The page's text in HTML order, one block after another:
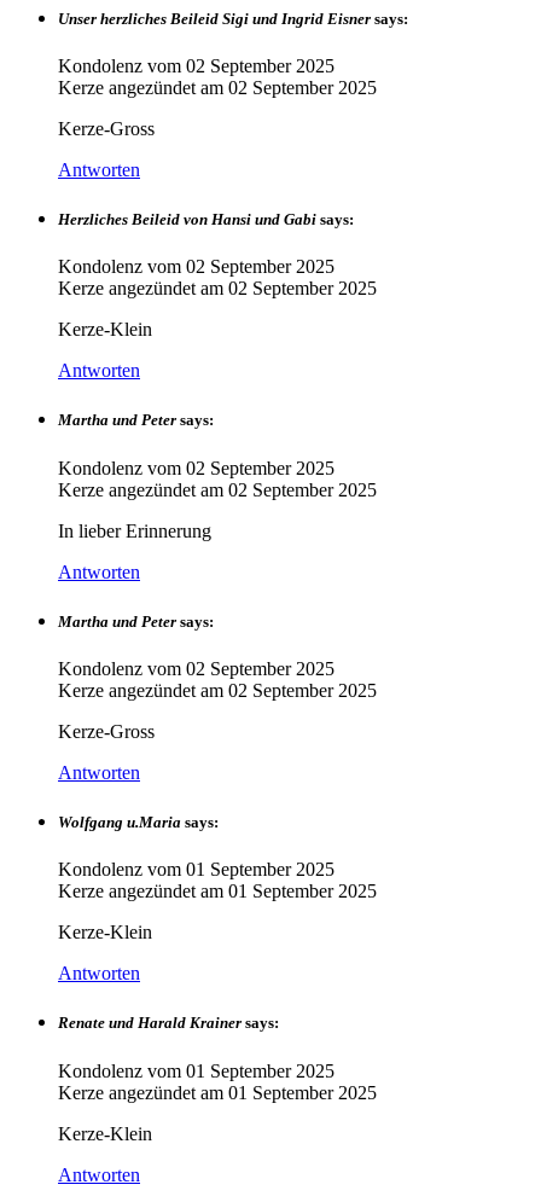
Unser herzliches Beileid Sigi und Ingrid Eisner says:
Kondolenz vom 02 September 2025
Kerze angezündet am 02 September 2025
Kerze-Gross
Antworten
Herzliches Beileid von Hansi und Gabi says:
Kondolenz vom 02 September 2025
Kerze angezündet am 02 September 2025
Kerze-Klein
Antworten
Martha und Peter says:
Kondolenz vom 02 September 2025
Kerze angezündet am 02 September 2025
In lieber Erinnerung
Antworten
Martha und Peter says:
Kondolenz vom 02 September 2025
Kerze angezündet am 02 September 2025
Kerze-Gross
Antworten
Wolfgang u.Maria says:
Kondolenz vom 01 September 2025
Kerze angezündet am 01 September 2025
Kerze-Klein
Antworten
Renate und Harald Krainer says:
Kondolenz vom 01 September 2025
Kerze angezündet am 01 September 2025
Kerze-Klein
Antworten